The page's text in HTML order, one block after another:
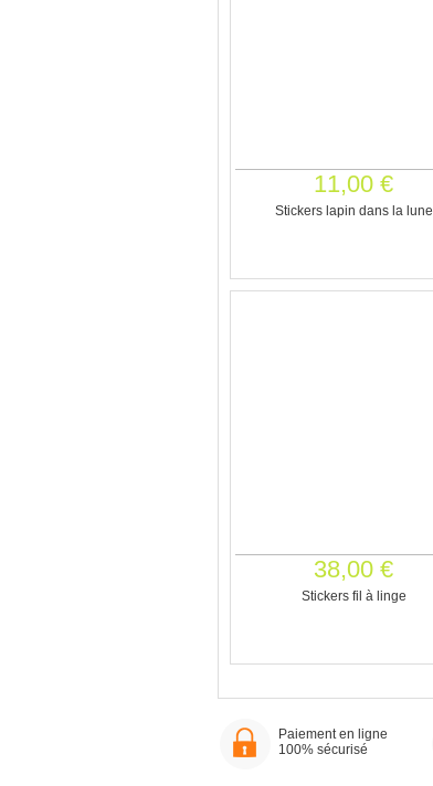
11,00 €
Stickers lapin dans la lune
38,00 €
Stickers fil à linge
Paiement en ligne
100% sécurisé